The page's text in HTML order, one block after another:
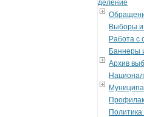
деление
Выборы
Работа с
Баннеры
Архив